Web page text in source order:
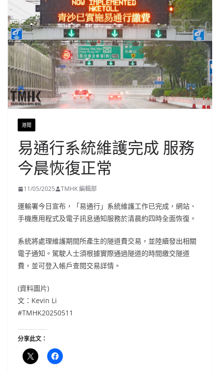
港聞
易通行系統維護完成 服務
今晨恢復正常
11/05/2025 TMHK 編輯部
運輸署今日宣布，「易通行」系統維護工作已完成，網站、
手機應用程式及電子訊息通知服務於清晨約四時全面恢復。
系統將處理維護期間所產生的隧道費交易，並陸續發出相關
電子通知。駕駛人士須根據實際通過隧道的時間繳交隧道
費，並可登入帳戶查閱交易詳情。
(資料圖片)
文：Kevin Li
#TMHK20250511
分享此文：